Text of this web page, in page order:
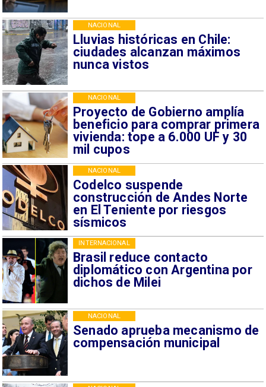
Lluvias históricas en Chile:
ciudades alcanzan máximos
nunca vistos
NACIONAL
Proyecto de Gobierno amplía
beneficio para comprar primera
vivienda: tope a 6.000 UF y 30
mil cupos
NACIONAL
Codelco suspende
construcción de Andes Norte
en El Teniente por riesgos
sísmicos
NACIONAL
Brasil reduce contacto
diplomático con Argentina por
dichos de Milei
INTERNACIONAL
Senado aprueba mecanismo de
compensación municipal
NACIONAL